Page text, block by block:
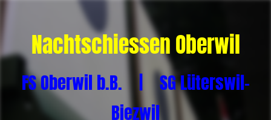
Nachtschiessen Oberwil
FS Oberwil b.B. | SG Lüterswil-
Biezwil